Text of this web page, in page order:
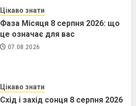
Цікаво знати
Фаза Місяця 8 серпня 2026: що
це означає для вас
07.08.2026
Цікаво знати
Схід і захід сонця 8 серпня 2026